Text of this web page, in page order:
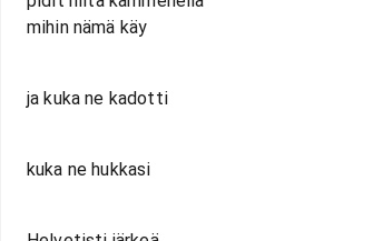
mihin nämä käy
ja kuka ne kadotti
kuka ne hukkasi